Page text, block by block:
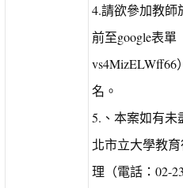
4.請欲參加教師
前至google表單
名。
5.、本案如有未
北市立大學教
理（電話：02-